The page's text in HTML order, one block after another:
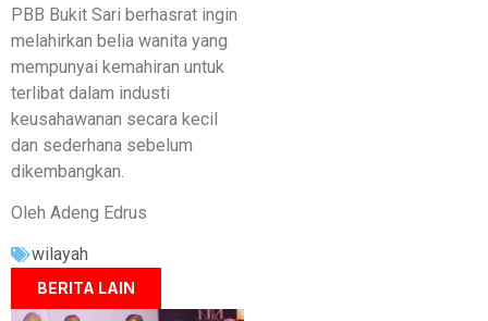
PBB Bukit Sari berhasrat ingin
melahirkan belia wanita yang
mempunyai kemahiran untuk
terlibat dalam industi
keusahawanan secara kecil
dan sederhana sebelum
dikembangkan.
Oleh Adeng Edrus
wilayah
BERITA LAIN